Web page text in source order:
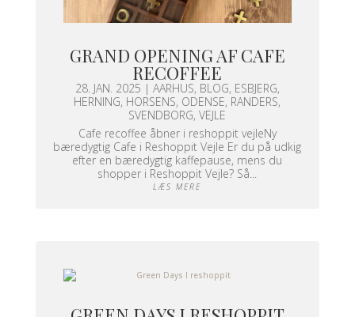
GRAND OPENING AF CAFE
RECOFFEE
28. JAN. 2025 | AARHUS, BLOG, ESBJERG,
HERNING, HORSENS, ODENSE, RANDERS,
SVENDBORG,VEJLE
Cafe recoffee åbner i reshoppit vejleNy
bæredygtig Cafe i Reshoppit Vejle Er du på udkig
efter en bæredygtig kaffepause, mens du
shopper i Reshoppit Vejle? Så...
LÆS MERE